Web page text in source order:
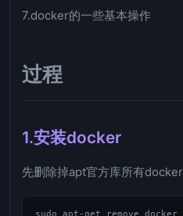
7.docker的一些基本操作
过程
1.安装docker
先删除掉apt官方库所有docker